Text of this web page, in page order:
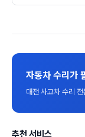
자동차 수리가
대전 사고차 수리
추천 서비스